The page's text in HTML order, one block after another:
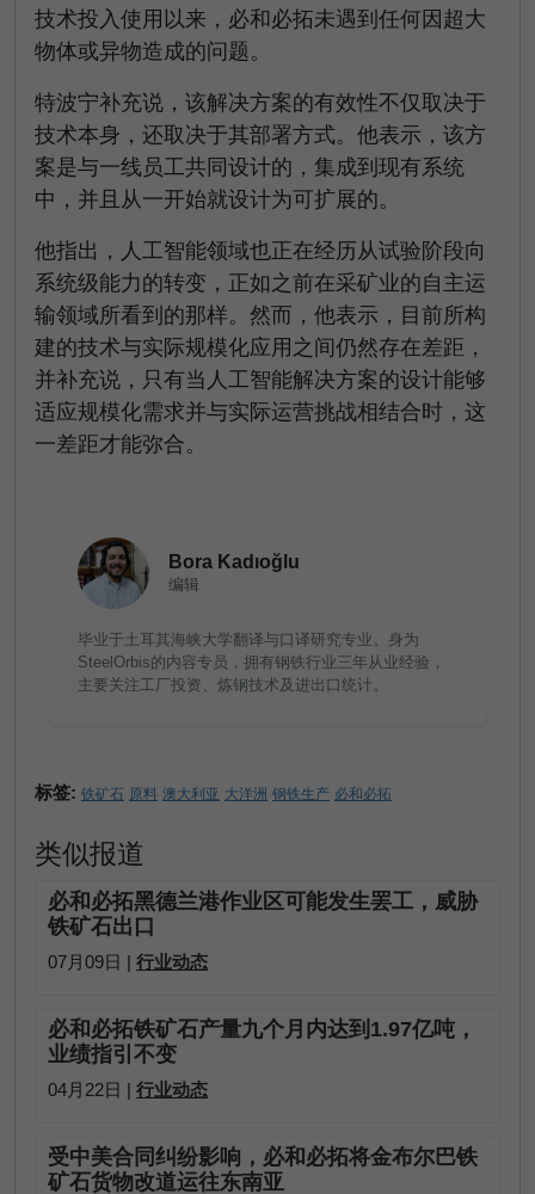
技术投入使用以来，必和必拓未遇到任何因超大
物体或异物造成的问题。
特波宁补充说，该解决方案的有效性不仅取决于
技术本身，还取决于其部署方式。他表示，该方
案是与一线员工共同设计的，集成到现有系统
中，并且从一开始就设计为可扩展的。
他指出，人工智能领域也正在经历从试验阶段向
系统级能力的转变，正如之前在采矿业的自主运
输领域所看到的那样。然而，他表示，目前所构
建的技术与实际规模化应用之间仍然存在差距，
并补充说，只有当人工智能解决方案的设计能够
适应规模化需求并与实际运营挑战相结合时，这
一差距才能弥合。
Bora Kadıoğlu
编辑
毕业于土耳其海峡大学翻译与口译研究专业。身为
SteelOrbis的内容专员，拥有钢铁行业三年从业经验，
主要关注工厂投资、炼钢技术及进出口统计。
标签: 铁矿石 原料 澳大利亚 大洋洲 钢铁生产 必和必拓
类似报道
必和必拓黑德兰港作业区可能发生罢工，威胁
铁矿石出口
07月09日 | 行业动态
必和必拓铁矿石产量九个月内达到1.97亿吨，
业绩指引不变
04月22日 | 行业动态
受中美合同纠纷影响，必和必拓将金布尔巴铁
矿石货物改道运往东南亚